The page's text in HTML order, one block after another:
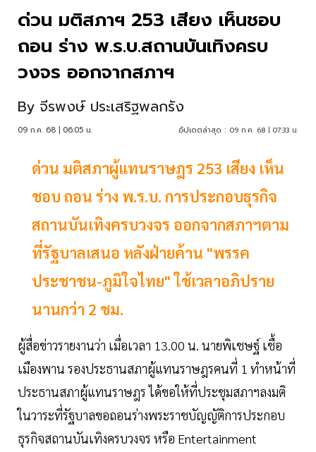
ด่วน มติสภาฯ 253 เสียง เห็นชอบ
ถอน ร่าง พ.ร.บ.สถานบันเทิงครบ
วงจร ออกจากสภาฯ
By จีรพงษ์ ประเสริฐพลกรัง
09 ก.ค. 68 | 06:05 น. อัปเดตล่าสุด : 09 ก.ค. 68 | 07:33 น.
ด่วน มติสภาผู้แทนราษฎร 253 เสียง เห็น
ชอบ ถอน ร่าง พ.ร.บ. การประกอบธุรกิจ
สถานบันเทิงครบวงจร ออกจากสภาฯตาม
ที่รัฐบาลเสนอ หลังฝ่ายค้าน "พรรค
ประชาชน-ภูมิใจไทย" ใช้เวลาอภิปราย
นานกว่า 2 ชม.
ผู้สื่อข่าวรายงานว่า เมื่อเวลา 13.00 น. นายพิเชษฐ์ เชื้อ
เมืองพาน รองประธานสภาผู้แทนราษฎรคนที่ 1 ทำหน้าที่
ประธานสภาผู้แทนราษฎร ได้ขอให้ที่ประชุมสภาฯลงมติ
ในวาระที่รัฐบาลขอถอนร่างพระราชบัญญัติการประกอบ
ธุรกิจสถานบันเทิงครบวงจร หรือ Entertainment